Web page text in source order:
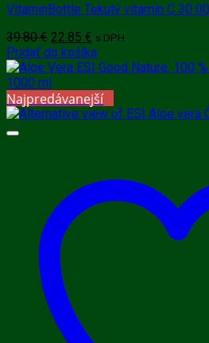
VitaminBottle Tekutý vitamín C 30
39.80€ Pôvodná
cena
bola:
39.80 €.
22.85 € Aktuálna
cena
je:
s DPH
Pridať do košíka
Najpredávanejší